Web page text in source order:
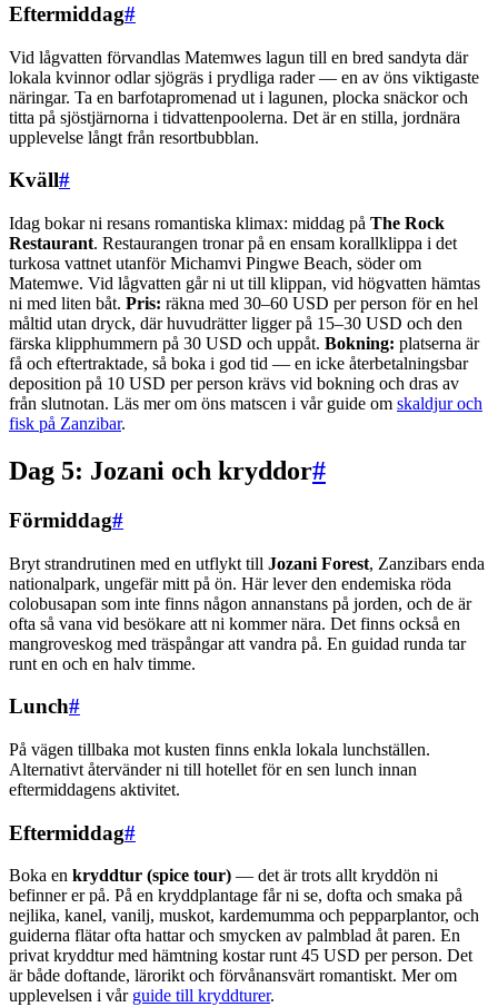
Eftermiddag#
Vid lågvatten förvandlas Matemwes lagun till en bred sandyta där
lokala kvinnor odlar sjögräs i prydliga rader — en av öns viktigaste
näringar. Ta en barfotapromenad ut i lagunen, plocka snäckor och
titta på sjöstjärnorna i tidvattenpoolerna. Det är en stilla, jordnära
upplevelse långt från resortbubblan.
Kväll#
Idag bokar ni resans romantiska klimax: middag på The Rock
Restaurant. Restaurangen tronar på en ensam korallklippa i det
turkosa vattnet utanför Michamvi Pingwe Beach, söder om
Matemwe. Vid lågvatten går ni ut till klippan, vid högvatten hämtas
ni med liten båt. Pris: räkna med 30–60 USD per person för en hel
måltid utan dryck, där huvudrätter ligger på 15–30 USD och den
färska klipphummern på 30 USD och uppåt. Bokning: platserna är
få och eftertraktade, så boka i god tid — en icke återbetalningsbar
deposition på 10 USD per person krävs vid bokning och dras av
från slutnotan. Läs mer om öns matscen i vår guide om skaldjur och
fisk på Zanzibar.
Dag 5: Jozani och kryddor#
Förmiddag#
Bryt strandrutinen med en utflykt till Jozani Forest, Zanzibars enda
nationalpark, ungefär mitt på ön. Här lever den endemiska röda
colobusapan som inte finns någon annanstans på jorden, och de är
ofta så vana vid besökare att ni kommer nära. Det finns också en
mangroveskog med träspångar att vandra på. En guidad runda tar
runt en och en halv timme.
Lunch#
På vägen tillbaka mot kusten finns enkla lokala lunchställen.
Alternativt återvänder ni till hotellet för en sen lunch innan
eftermiddagens aktivitet.
Eftermiddag#
Boka en kryddtur (spice tour) — det är trots allt kryddön ni
befinner er på. På en kryddplantage får ni se, dofta och smaka på
nejlika, kanel, vanilj, muskot, kardemumma och pepparplantor, och
guiderna flätar ofta hattar och smycken av palmblad åt paren. En
privat kryddtur med hämtning kostar runt 45 USD per person. Det
är både doftande, lärorikt och förvånansvärt romantiskt. Mer om
upplevelsen i vår guide till kryddturer.